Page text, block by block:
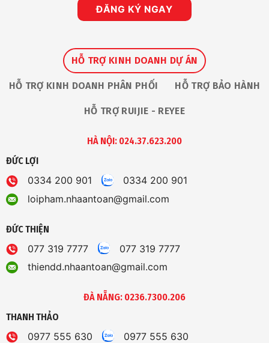
ĐĂNG KÝ NGAY
HỖ TRỢ KINH DOANH DỰ ÁN
HỖ TRỢ KINH DOANH PHÂN PHỐI HỖ TRỢ BẢO HÀNH
HỖ TRỢ RUIJIE - REYEE
HÀ NỘI: 024.37.623.200
ĐỨC LỢI
0334 200 901
0334 200 901
loipham.nhaantoan@gmail.com
ĐỨC THIỆN
077 319 7777
077 319 7777
thiendd.nhaantoan@gmail.com
ĐÀ NẴNG: 0236.7300.206
THANH THẢO
0977 555 630
0977 555 630